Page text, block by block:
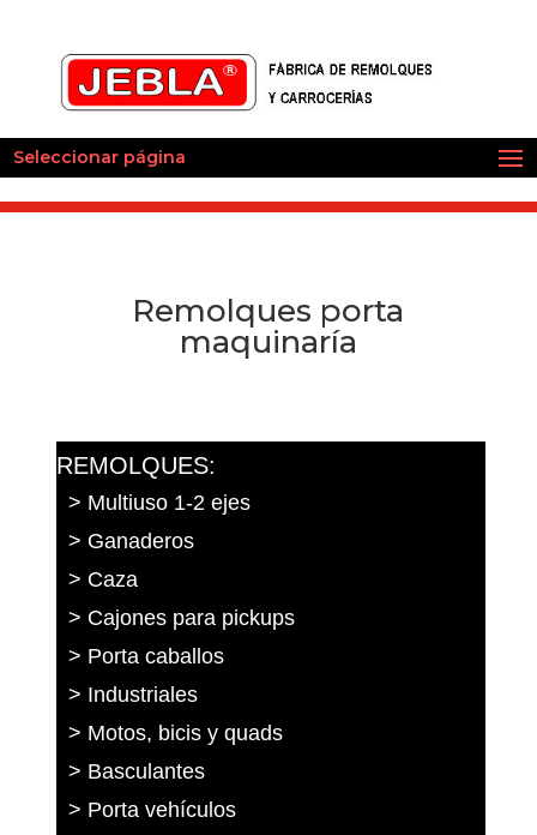
Seleccionar página
Remolques porta
maquinaría
REMOLQUES:
> Multiuso 1-2 ejes
> Ganaderos
> Caza
> Cajones para pickups
> Porta caballos
> Industriales
> Motos, bicis y quads
> Basculantes
> Porta vehículos